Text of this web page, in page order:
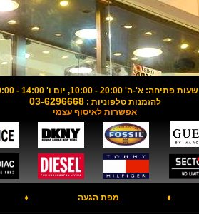
שעות פתיחה: א'-ה' 20:00 - 10:00, יום ו' 14:00 - 10:00
להזמנות טלפוניות :03-6296668
אפשרות לאיסוף עצמי
♦ מפת הגעה ♦